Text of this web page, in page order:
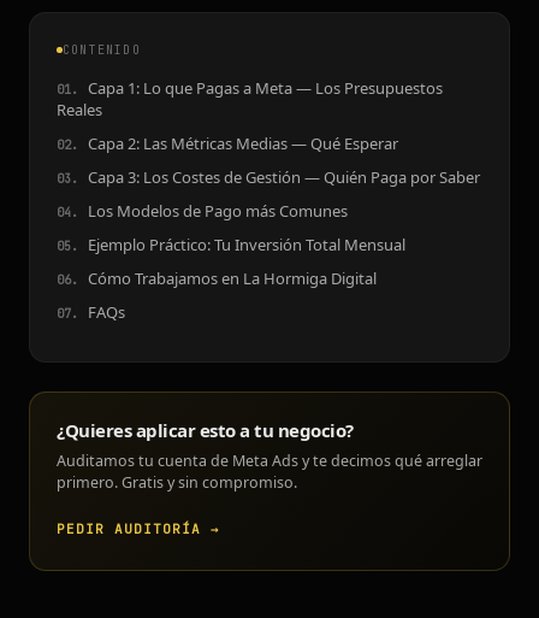
CONTENIDO
Capa 1: Lo que Pagas a Meta — Los Presupuestos
Reales
Capa 2: Las Métricas Medias — Qué Esperar
Capa 3: Los Costes de Gestión — Quién Paga por Saber
Los Modelos de Pago más Comunes
Ejemplo Práctico: Tu Inversión Total Mensual
Cómo Trabajamos en La Hormiga Digital
FAQs
¿Quieres aplicar esto a tu negocio?
Auditamos tu cuenta de Meta Ads y te decimos qué arreglar
primero. Gratis y sin compromiso.
PEDIR AUDITORÍA →